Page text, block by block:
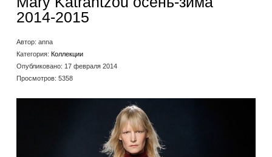
2014-2015
Автор: anna
Категория: Коллекции
Опубликовано: 17 февраля 2014
Просмотров: 5358